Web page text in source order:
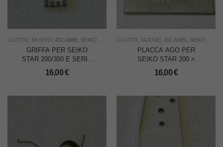
CUCITO NUOVO RICAMBI SEIKO USO FAMIGLIA
GRIFFA PER SEIKO
STAR 200/300 E SERIE
8000
16,00€
CUCITO NUOVO RICAMBI SEIKO
PLACCA AGO PER
SEIKO STAR 200 =
SINGER
1105/1116/1525/8280
16,00€